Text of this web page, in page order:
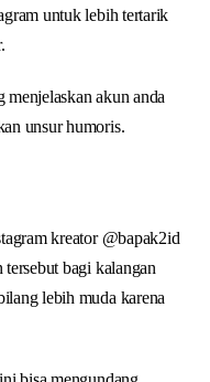
untuk lebih tertarik
menjelaskan akun anda
unsur humoris.
kreator @bapak2id
bagi kalangan
lebih muda karena